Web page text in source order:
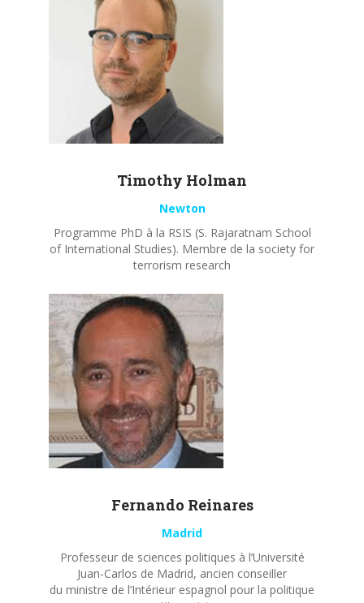
Timothy Holman
Newton
Programme PhD à la RSIS (S. Rajaratnam School
of International Studies). Membre de la society for
terrorism research
Fernando Reinares
Madrid
Professeur de sciences politiques à l’Université
Juan-Carlos de Madrid, ancien conseiller
du ministre de l’Intérieur espagnol pour la politique